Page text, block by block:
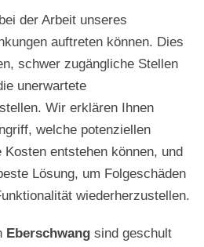
der Arbeit unseres
auftreten können. Dies
schwer zugängliche Stellen
unerwartete
Wir erklären Ihnen
welche potenziellen
Kosten entstehen können, und
Lösung, um Folgeschäden
wiederherzustellen.
Eberschwang sind geschult